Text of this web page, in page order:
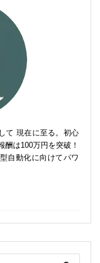
て 現在に至る。初心
は100万円を突破！
自動化に向けてパワ